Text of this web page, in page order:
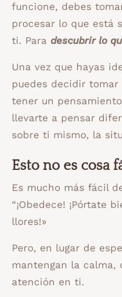
funcione, debes
procesar lo que está
ti. Para descubrir lo
Una vez que hayas
puedes decidir
tener un
llevarte a pensar
sobre ti mismo, la
Esto no es cosa
Es mucho más fácil
“¡Obedece! ¡Pórtate
llores!»
Pero, en lugar de
mantengan la calma,
atención en ti.